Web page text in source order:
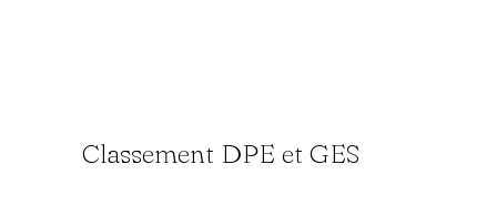
Classement DPE et GES